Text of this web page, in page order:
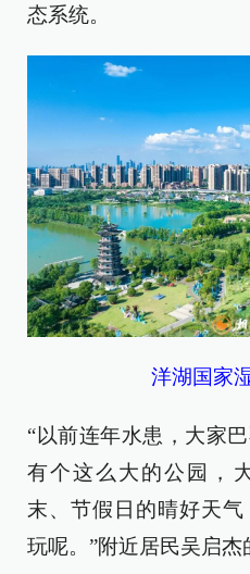
态系统。
洋湖国家
“以前连年水患，大家
有个这么大的公园，
末、节假日的晴好天
玩呢。”附近居民吴启杰